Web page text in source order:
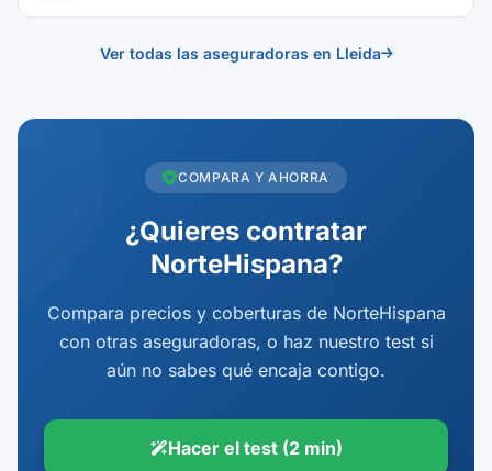
Ver todas las aseguradoras en Lleida
COMPARA Y AHORRA
¿Quieres contratar
NorteHispana?
Compara precios y coberturas de NorteHispana
con otras aseguradoras, o haz nuestro test si
aún no sabes qué encaja contigo.
Hacer el test (2 min)